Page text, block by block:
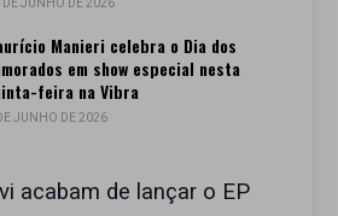
DE JUNHO DE 2026
Manieri celebra o Dia dos
em show especial nesta
feira na Vibra
JUNHO DE 2026
acabam de lançar o EP